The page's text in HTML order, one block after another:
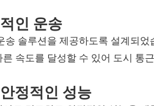
인 운송
송 솔루션을 제공하도록 설계되
속도를 달성할 수 있어 도시 통
정적인 성능